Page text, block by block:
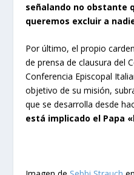
señalando no obstante
queremos excluir a
Por último, el propio
de prensa de clausura del
Conferencia Episcopal
objetivo de su misión,
que se desarrolla desde
está implicado el Papa